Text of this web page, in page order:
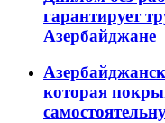
гарантирует
Азербайджане
которая